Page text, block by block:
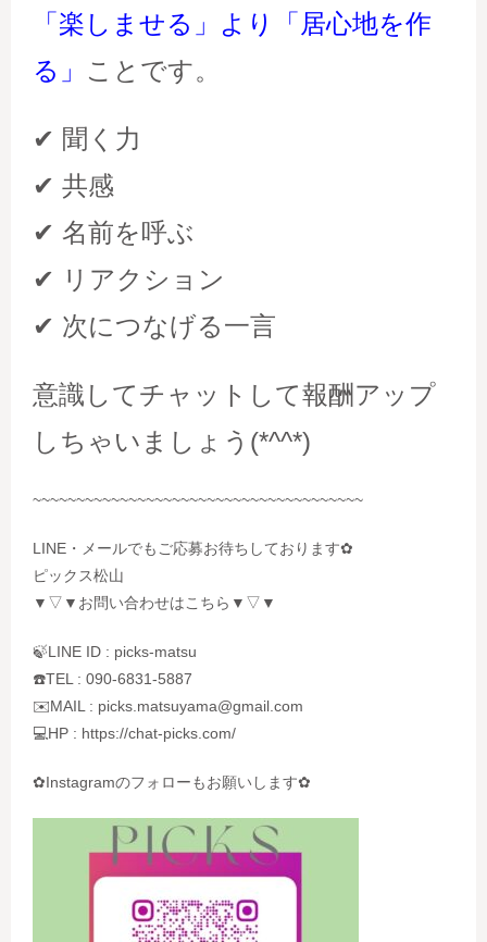
「楽しませる」より「居心地を作
る」
ことです。
✔ 聞く力
✔ 共感
✔ 名前を呼ぶ
✔ リアクション
✔ 次につなげる一言
意識してチャットして報酬アップ
しちゃいましょう(*^^*)
~~~~~~~~~~~~~~~~~~~~~~~~~~~~~~~~~~~~~~
LINE・メールでもご応募お待ちしております✿
ピックス松山
▼▽▼お問い合わせはこちら▼▽▼
🍃LINE ID : picks-matsu
☎️TEL : 090-6831-5887
✉️MAIL : picks.matsuyama@gmail.com
💻HP : https://chat-picks.com/
✿Instagramのフォローもお願いします✿